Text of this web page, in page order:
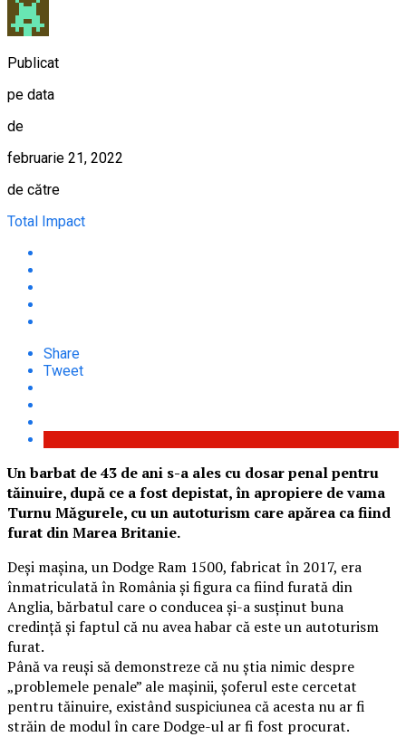
Publicat
pe data
de
februarie 21, 2022
de către
Total Impact
Share
Tweet
Un barbat de 43 de ani s-a ales cu dosar penal pentru
tăinuire, după ce a fost depistat, în apropiere de vama
Turnu Măgurele, cu un autoturism care apărea ca fiind
furat din Marea Britanie.
Deși mașina, un Dodge Ram 1500, fabricat în 2017, era
înmatriculată în România și figura ca fiind furată din
Anglia, bărbatul care o conducea și-a susținut buna
credință și faptul că nu avea habar că este un autoturism
furat.
Până va reuși să demonstreze că nu știa nimic despre
„problemele penale” ale mașinii, șoferul este cercetat
pentru tăinuire, existând suspiciunea că acesta nu ar fi
străin de modul în care Dodge-ul ar fi fost procurat.